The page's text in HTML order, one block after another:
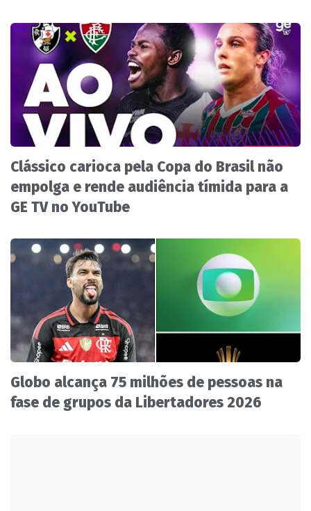
Clássico carioca pela Copa do Brasil não
empolga e rende audiência tímida para a
GE TV no YouTube
Globo alcança 75 milhões de pessoas na
fase de grupos da Libertadores 2026